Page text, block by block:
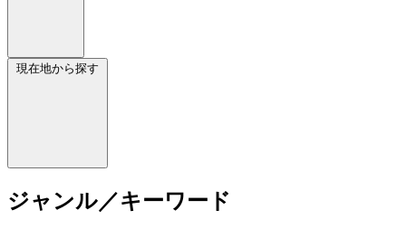
現在地から探す
ジャンル／キーワード